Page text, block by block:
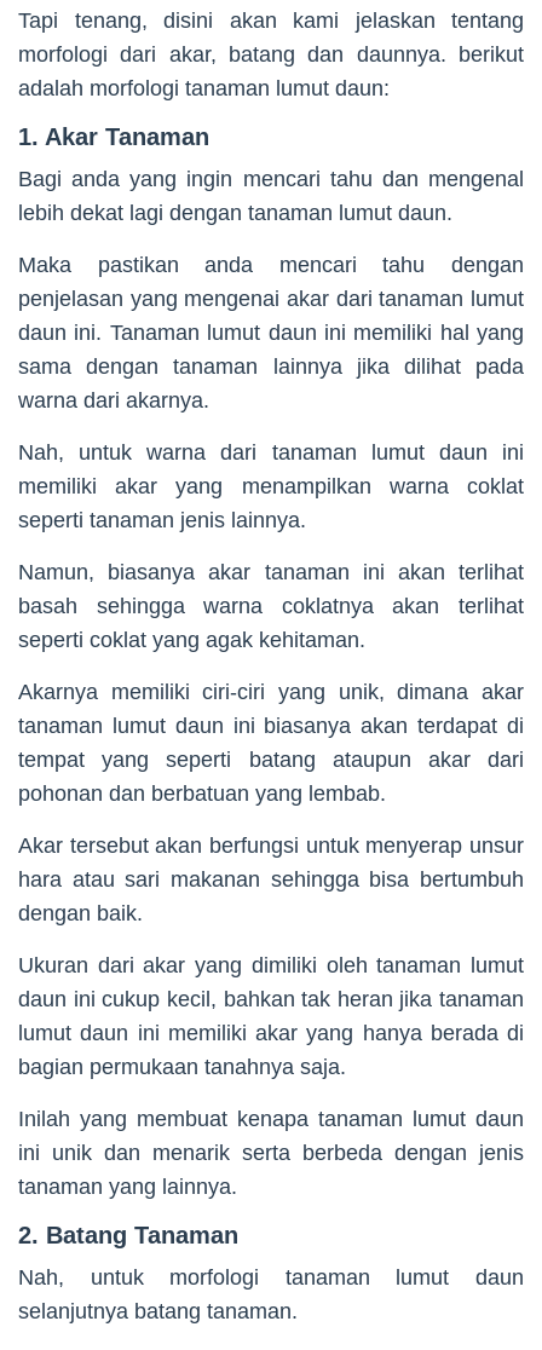
Tapi tenang, disini akan kami jelaskan tentang
morfologi dari akar, batang dan daunnya. berikut
adalah morfologi tanaman lumut daun:
1. Akar Tanaman
Bagi anda yang ingin mencari tahu dan mengenal
lebih dekat lagi dengan tanaman lumut daun.
Maka pastikan anda mencari tahu dengan
penjelasan yang mengenai akar dari tanaman lumut
daun ini. Tanaman lumut daun ini memiliki hal yang
sama dengan tanaman lainnya jika dilihat pada
warna dari akarnya.
Nah, untuk warna dari tanaman lumut daun ini
memiliki akar yang menampilkan warna coklat
seperti tanaman jenis lainnya.
Namun, biasanya akar tanaman ini akan terlihat
basah sehingga warna coklatnya akan terlihat
seperti coklat yang agak kehitaman.
Akarnya memiliki ciri-ciri yang unik, dimana akar
tanaman lumut daun ini biasanya akan terdapat di
tempat yang seperti batang ataupun akar dari
pohonan dan berbatuan yang lembab.
Akar tersebut akan berfungsi untuk menyerap unsur
hara atau sari makanan sehingga bisa bertumbuh
dengan baik.
Ukuran dari akar yang dimiliki oleh tanaman lumut
daun ini cukup kecil, bahkan tak heran jika tanaman
lumut daun ini memiliki akar yang hanya berada di
bagian permukaan tanahnya saja.
Inilah yang membuat kenapa tanaman lumut daun
ini unik dan menarik serta berbeda dengan jenis
tanaman yang lainnya.
2. Batang Tanaman
Nah, untuk morfologi tanaman lumut daun
selanjutnya batang tanaman.